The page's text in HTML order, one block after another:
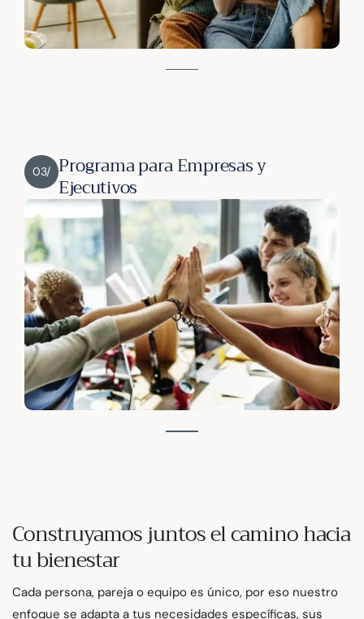
03/ Programa para Empresas y
Ejecutivos
Construyamos juntos el camino hacia
tu bienestar
Cada persona, pareja o equipo es único, por eso nuestro
enfoque se adapta a tus necesidades específicas, sus